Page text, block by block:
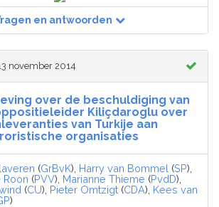
en antwoorden
november 2014
over de beschuldiging van
Kiliçdaroglu over
van Turkije aan
organisaties
(GrBvK), Harry van Bommel (SP),
Roon (PVV), Marianne Thieme (PvdD),
(CU), Pieter Omtzigt (CDA), Kees van
)